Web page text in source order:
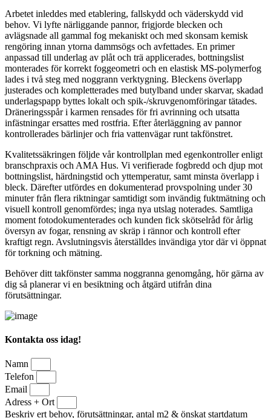
Arbetet inleddes med etablering, fallskydd och väderskydd vid
behov. Vi lyfte närliggande pannor, frigjorde blecken och
avlägsnade all gammal fog mekaniskt och med skonsam kemisk
rengöring innan ytorna dammsögs och avfettades. En primer
anpassad till underlag av plåt och trä applicerades, bottningslist
monterades för korrekt foggeometri och en elastisk MS‑polymerfog
lades i två steg med noggrann verktygning. Bleckens överlapp
justerades och kompletterades med butylband under skarvar, skadad
underlagspapp byttes lokalt och spik-/skruvgenomföringar tätades.
Dräneringsspår i karmen rensades för fri avrinning och utsatta
infästningar ersattes med rostfria. Efter återläggning av pannor
kontrollerades bärlinjer och fria vattenvägar runt takfönstret.
Kvalitetssäkringen följde vår kontrollplan med egenkontroller enligt
branschpraxis och AMA Hus. Vi verifierade fogbredd och djup mot
bottningslist, härdningstid och yttemperatur, samt minsta överlapp i
bleck. Därefter utfördes en dokumenterad provspolning under 30
minuter från flera riktningar samtidigt som invändig fuktmätning och
visuell kontroll genomfördes; inga nya utslag noterades. Samtliga
moment fotodokumenterades och kunden fick skötselråd för årlig
översyn av fogar, rensning av skräp i rännor och kontroll efter
kraftigt regn. Avslutningsvis återställdes invändiga ytor där vi öppnat
för torkning och mätning.
Behöver ditt takfönster samma noggranna genomgång, hör gärna av
dig så planerar vi en besiktning och åtgärd utifrån dina
förutsättningar.
Kontakta oss idag!
Namn
Telefon
Email
Adress + Ort
Beskriv ert behov, förutsättningar, antal m2 & önskat startdatum